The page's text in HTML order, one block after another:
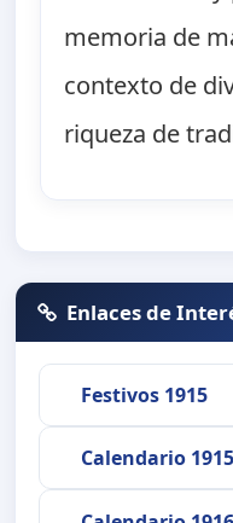
memoria de
contexto de
riqueza de
Enlaces de
Festivos 1915
Calendario 1915